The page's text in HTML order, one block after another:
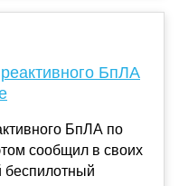
БпЛА
БпЛА по
сообщил в своих
беспилотный